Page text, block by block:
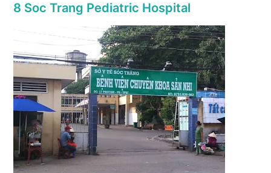
8 Soc Trang Pediatric Hospital